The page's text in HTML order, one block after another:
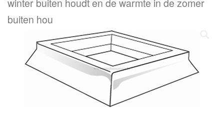
winter buiten houdt en de warmte in de zomer
buiten hou